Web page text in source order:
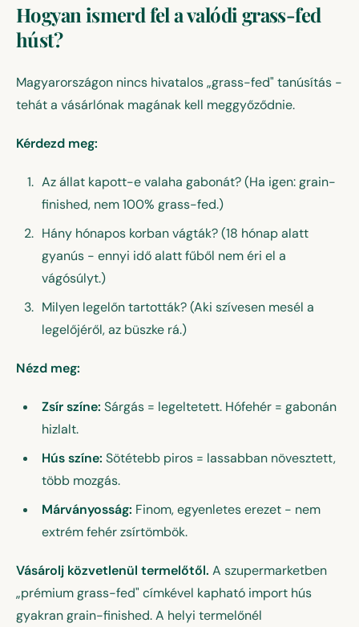
Hogyan ismerd fel a valódi grass-fed
húst?
Magyarországon nincs hivatalos „grass-fed" tanúsítás -
tehát a vásárlónak magának kell meggyőződnie.
Kérdezd meg:
Az állat kapott-e valaha gabonát? (Ha igen: grain-
finished, nem 100% grass-fed.)
Hány hónapos korban vágták? (18 hónap alatt
gyanús - ennyi idő alatt fűből nem éri el a
vágósúlyt.)
Milyen legelőn tartották? (Aki szívesen mesél a
legelőjéről, az büszke rá.)
Nézd meg:
Zsír színe: Sárgás = legeltetett. Hófehér = gabonán
hizlalt.
Hús színe: Sötétebb piros = lassabban növesztett,
több mozgás.
Márványosság: Finom, egyenletes erezet - nem
extrém fehér zsírtömbök.
Vásárolj közvetlenül termelőtől. A szupermarketben
„prémium grass-fed" címkével kapható import hús
gyakran grain-finished. A helyi termelőnél